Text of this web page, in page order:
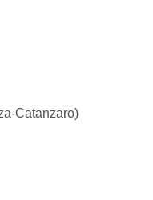
Catanzaro)